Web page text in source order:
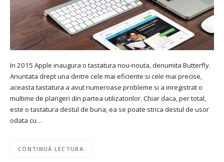
In 2015 Apple inaugura o tastatura nou-nouta, denumita Butterfly.
Anuntata drept una dintre cele mai eficiente si cele mai precise,
aceasta tastatura a avut numeroase probleme si a inregistrat o
multime de plangeri din partea utilizatorilor. Chiar daca, per total,
este o tastatura destul de buna, ea se poate strica destul de usor
odata cu…
CONTINUĂ LECTURA